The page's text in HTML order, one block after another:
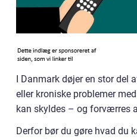
I Danmark døjer en stor del
eller kroniske problemer
kan skyldes – og forværres
Derfor bør du gøre hvad du